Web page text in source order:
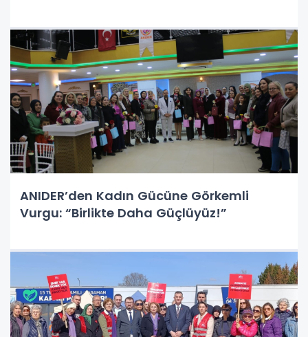
ANIDER’den Kadın Gücüne Görkemli
Vurgu: “Birlikte Daha Güçlüyüz!”